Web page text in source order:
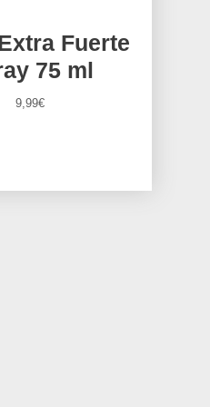
Fuerte
75 ml
9,99€